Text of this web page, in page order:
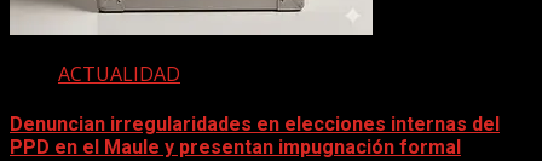
ACTUALIDAD
Denuncian irregularidades en elecciones internas del
PPD en el Maule y presentan impugnación formal